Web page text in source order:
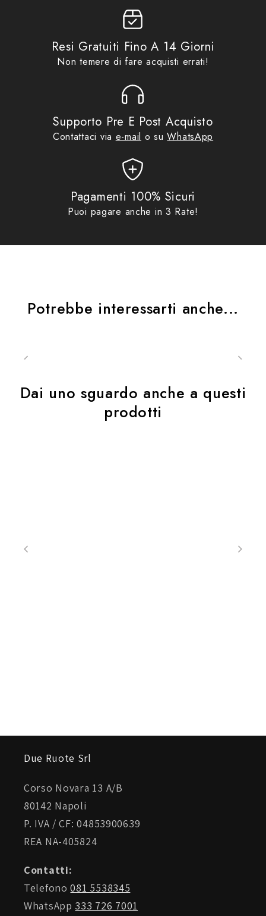
Promo
Resi Gratuiti Fino A 14 Giorni
Non temere di fare acquisti errati!
Supporto Pre E Post Acquisto
Contattaci via e-mail o suWhatsApp
Pagamenti 100% Sicuri
Puoi pagare anche in 3 Rate!
Potrebbe interessarti anche...
Dai uno sguardo anche a questi
prodotti
Due Ruote Srl
Corso Novara 13 A/B
80142 Napoli
P. IVA / CF: 04853900639
REA NA-405824
Contatti:
Telefono081 5538345
WhatsApp 333 726 7001